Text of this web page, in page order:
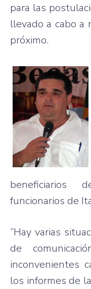
para las
llevado a cabo a
próximo.
beneficiarios
funcionarios de
“Hay varias
de
inconvenientes
los informes de